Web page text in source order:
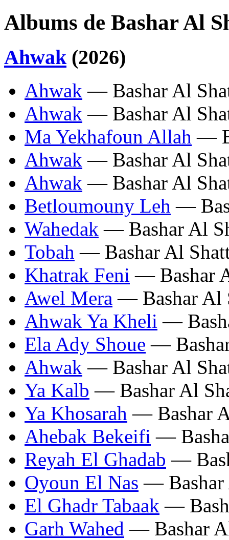
Albums de Bashar Al
Ahwak(2026)
Ahwak — Bashar Al
Ahwak — Bashar Al
Ma Yekhafoun Allah —
Ahwak — Bashar Al
Ahwak — Bashar Al
Betloumouny Leh —
Wahedak — Bashar Al
Tobah — Bashar Al
Khatrak Feni — Bashar
Awel Mera — Bashar Al
Ahwak Ya Kheli —
Ela Ady Shoue —
Ahwak — Bashar Al
Ya Kalb — Bashar Al
Ya Khosarah — Bashar
Ahebak Bekeifi —
Reyah El Ghadab —
Oyoun El Nas — Bashar
El Ghadr Tabaak —
Garh Wahed — Bashar